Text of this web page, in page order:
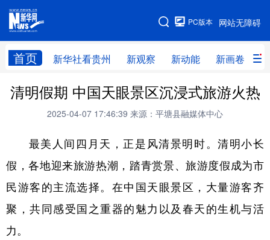
网站无障碍
PC版本
首页 新华社看贵州 新观察 新动能 新画卷
网站地图
新华社看贵州 新观察 新动能 新画卷
贵州要闻 贵州领导 人事 廉政
专题 访谈 直播 视频
畅游贵州 数字贵州 律动贵州 健康贵州
光影贵州 部门之窗 县区直达 企业速递
融媒联播 贵阳 遵义 安顺
清明假期 中国天眼景区沉浸式旅游火热
2025-04-07 17:46:39 来源：平塘县融媒体中心
最美人间四月天，正是风清景明时。清明小长
假，各地迎来旅游热潮，踏青赏景、旅游度假成为市
民游客的主流选择。在中国天眼景区，大量游客齐
聚，共同感受国之重器的魅力以及春天的生机与活
力。